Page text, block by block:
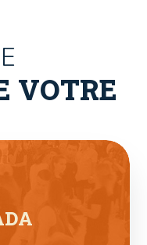
VOTRE